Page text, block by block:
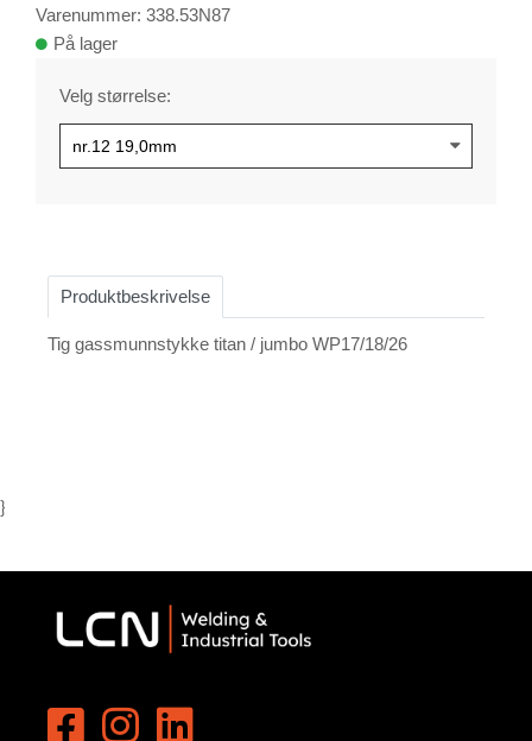
Varenummer: 338.53N87
På lager
Velg størrelse:
Produktbeskrivelse
Tig gassmunnstykke titan / jumbo WP17/18/26
}